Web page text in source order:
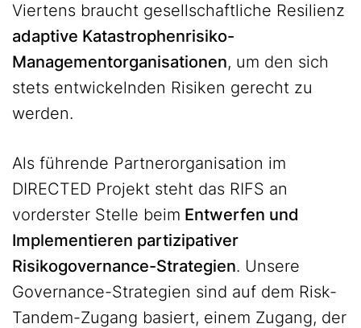
Viertens braucht gesellschaftliche Resilienz
adaptive Katastrophenrisiko-
Managementorganisationen, um den sich
stets entwickelnden Risiken gerecht zu
werden.
Als führende Partnerorganisation im
DIRECTED Projekt steht das RIFS an
vorderster Stelle beim Entwerfen und
Implementieren partizipativer
Risikogovernance-Strategien. Unsere
Governance-Strategien sind auf dem Risk-
Tandem-Zugang basiert, einem Zugang, der